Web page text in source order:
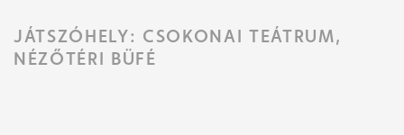
JÁTSZÓHELY: CSOKONAI TEÁTRUM,
NÉZŐTÉRI BÜFÉ